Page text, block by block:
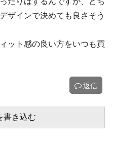
ザインで決めても良さそう
ット感の良い方をいつも買
返信
書き込む